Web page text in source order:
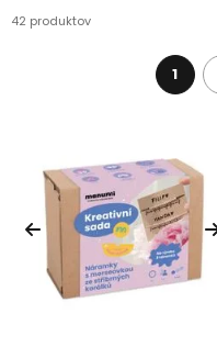
42 produktov
1